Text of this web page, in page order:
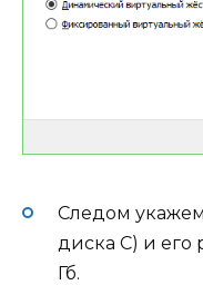
Следом
диска С) и его
Гб.